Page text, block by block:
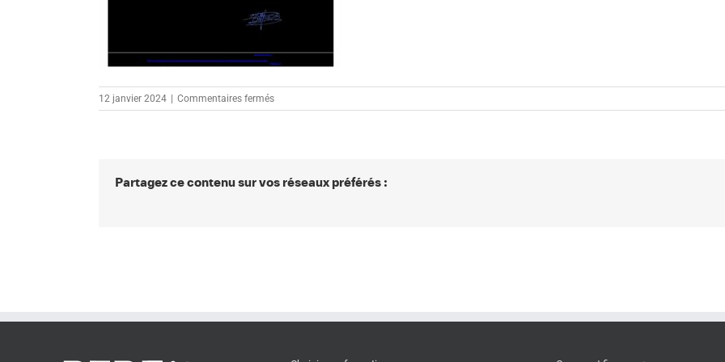
12 janvier 2024 Commentaires ferméssur
Certificat
Partagez ce contenu sur vos réseaux préférés :